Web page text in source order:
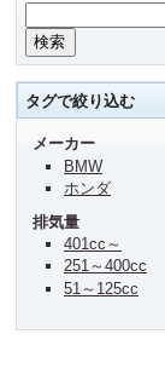
タグで絞り込む
メーカー
BMW
ホンダ
排気量
401cc～
251～400cc
51～125cc